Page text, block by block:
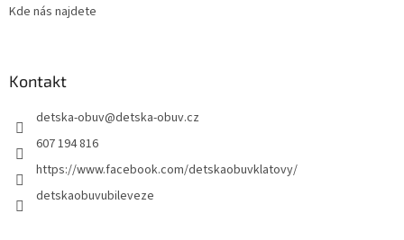
Kde nás najdete
Kontakt
detska-obuv@detska-obuv.cz
607 194 816
https://www.facebook.com/detskaobuvklatovy/
detskaobuvubileveze